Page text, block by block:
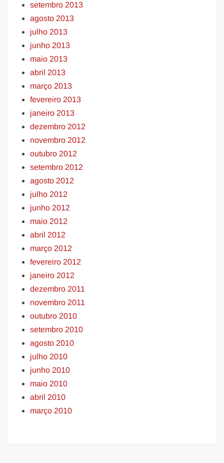
setembro 2013
agosto 2013
julho 2013
junho 2013
maio 2013
abril 2013
março 2013
fevereiro 2013
janeiro 2013
dezembro 2012
novembro 2012
outubro 2012
setembro 2012
agosto 2012
julho 2012
junho 2012
maio 2012
abril 2012
março 2012
fevereiro 2012
janeiro 2012
dezembro 2011
novembro 2011
outubro 2010
setembro 2010
agosto 2010
julho 2010
junho 2010
maio 2010
abril 2010
março 2010